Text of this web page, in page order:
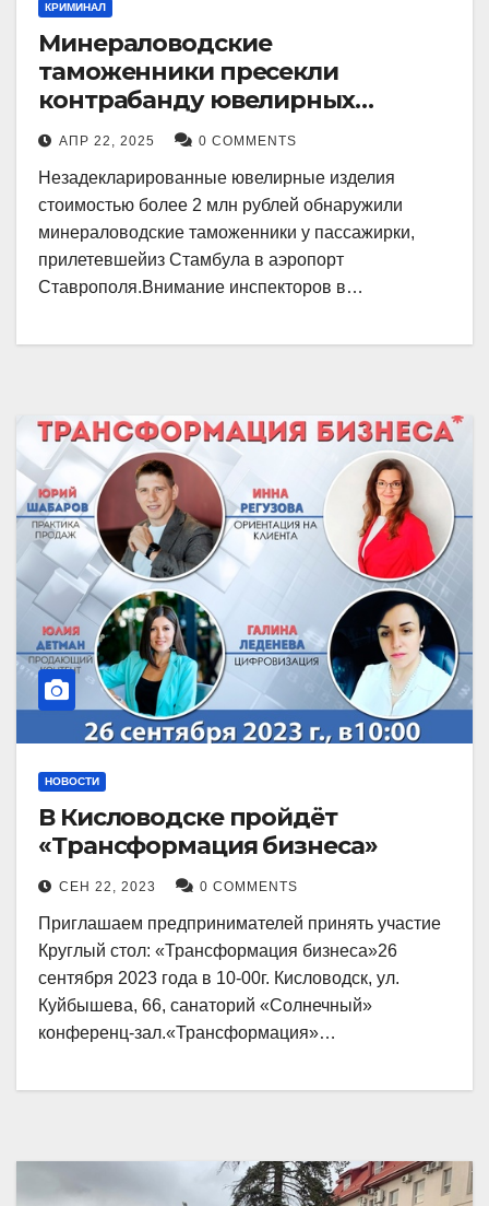
КРИМИНАЛ
Минераловодские
таможенники пресекли
контрабанду ювелирных
изделий на 2 млн рублей
АПР 22, 2025 0 COMMENTS
Незадекларированные ювелирные изделия
стоимостью более 2 млн рублей обнаружили
минераловодские таможенники у пассажирки,
прилетевшейиз Стамбула в аэропорт
Ставрополя.Внимание инспекторов в…
НОВОСТИ
В Кисловодске пройдёт
«Трансформация бизнеса»
СЕН 22, 2023 0 COMMENTS
Приглашаем предпринимателей принять участие
Круглый стол: «Трансформация бизнеса»26
сентября 2023 года в 10-00г. Кисловодск, ул.
Куйбышева, 66, санаторий «Солнечный»
конференц-зал.«Трансформация»…